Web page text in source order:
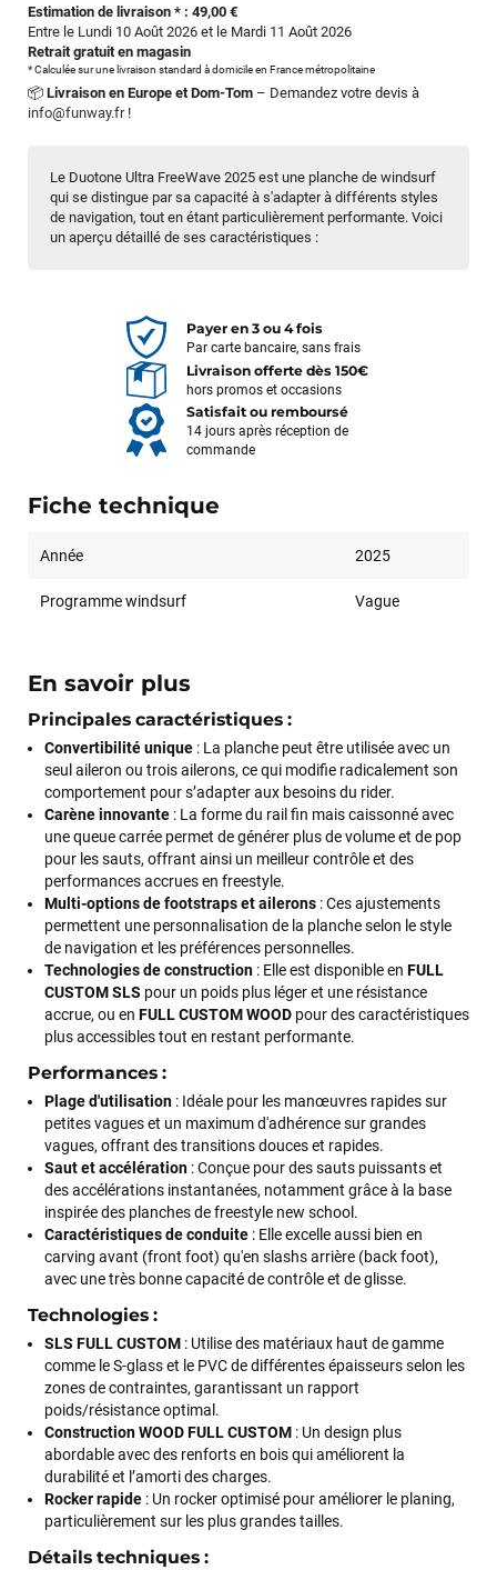
Le Duotone Ultra FreeWave 2025 est une planche de windsurf
qui se distingue par sa capacité à s'adapter à différents styles
de navigation, tout en étant particulièrement performante. Voici
un aperçu détaillé de ses caractéristiques :
Estimation de livraison * : 49,00 €
Entre le Lundi 10 Août 2026 et le Mardi 11 Août 2026
Retrait gratuit en magasin
* Calculée sur une livraison standard à domicile en France métropolitaine
📦 Livraison en Europe et Dom-Tom – Demandez votre devis à
info@funway.fr!
Payer en 3 ou 4 fois
Par carte bancaire, sans frais
Livraison offerte dès 150€
hors promos et occasions
Satisfait ou remboursé
14 jours après réception de
commande
Fiche technique
Année 2025
Programme windsurf Vague
En savoir plus
Principales caractéristiques :
Convertibilité unique : La planche peut être utilisée avec un
seul aileron ou trois ailerons, ce qui modifie radicalement son
comportement pour s’adapter aux besoins du rider.
Carène innovante : La forme du rail fin mais caissonné avec
une queue carrée permet de générer plus de volume et de pop
pour les sauts, offrant ainsi un meilleur contrôle et des
performances accrues en freestyle.
Multi-options de footstraps et ailerons : Ces ajustements
permettent une personnalisation de la planche selon le style
de navigation et les préférences personnelles.
Technologies de construction : Elle est disponible en FULL
CUSTOM SLS pour un poids plus léger et une résistance
accrue, ou en FULL CUSTOM WOOD pour des caractéristiques
plus accessibles tout en restant performante.
Performances :
Plage d'utilisation : Idéale pour les manœuvres rapides sur
petites vagues et un maximum d'adhérence sur grandes
vagues, offrant des transitions douces et rapides.
Saut et accélération : Conçue pour des sauts puissants et
des accélérations instantanées, notamment grâce à la base
inspirée des planches de freestyle new school.
Caractéristiques de conduite : Elle excelle aussi bien en
carving avant (front foot) qu'en slashs arrière (back foot),
avec une très bonne capacité de contrôle et de glisse.
Technologies :
SLS FULL CUSTOM : Utilise des matériaux haut de gamme
comme le S-glass et le PVC de différentes épaisseurs selon les
zones de contraintes, garantissant un rapport
poids/résistance optimal.
Construction WOOD FULL CUSTOM : Un design plus
abordable avec des renforts en bois qui améliorent la
durabilité et l’amorti des charges.
Rocker rapide : Un rocker optimisé pour améliorer le planing,
particulièrement sur les plus grandes tailles.
Détails techniques :
François
il y a un mois
J’ai commandé un pack via leur site internet. À peine la